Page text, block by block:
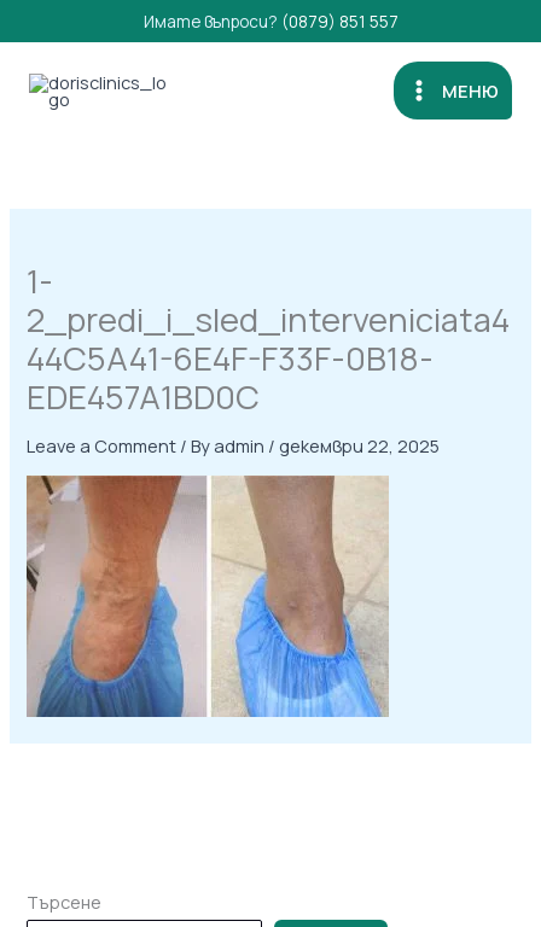
to
content
Имате въпроси? (0879) 851 557
МЕНЮ
1-
2_predi_i_sled_interveniciata4
44C5A41-6E4F-F33F-0B18-
EDE457A1BD0C
Leave a Comment / By admin / декември 22, 2025
Търсене